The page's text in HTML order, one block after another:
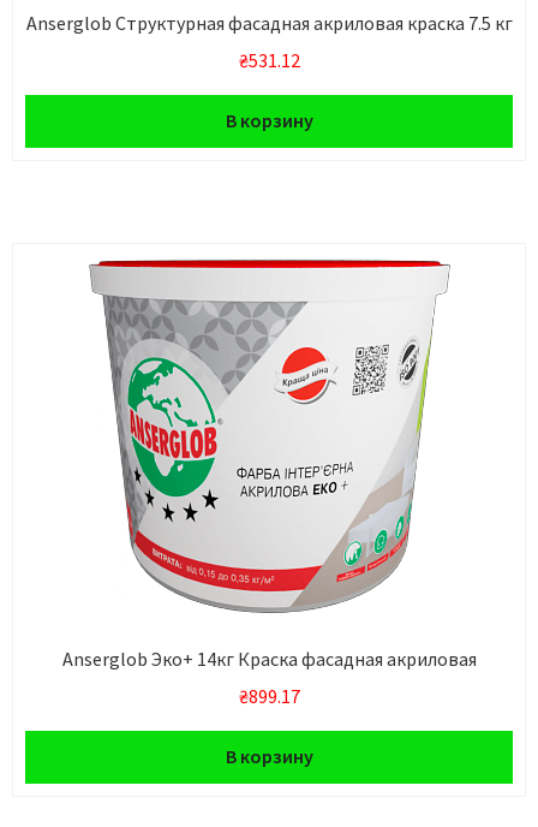
Anserglob Структурная фасадная акриловая краска 7.5 кг
₴531.12
В корзину
Anserglob Эко+ 14кг Краска фасадная акриловая
₴899.17
В корзину